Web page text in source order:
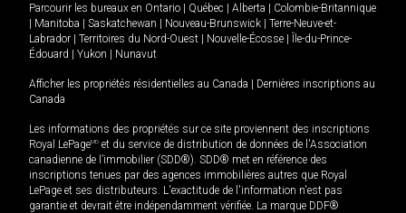
Parcourir les bureaux en Ontario Québec Alberta
Colombie-Britannique
Manitoba Saskatchewan Nouveau-Brunswick
Terre-Neuve-et-
Labrador
Territoires du Nord-Ouest Nouvelle-Écosse
Île-du-Prince-
Édouard
Yukon Nunavut
Afficher les propriétés résidentielles au Canada
Dernières inscriptions au
Canada
Les informations des propriétés sur ce site proviennent des inscriptions
Royal LePageMD et du service de distribution de données de l'Association
canadienne de l’immobilier (SDD®). SDD® met en référence des
inscriptions tenues par des agences immobilières autres que Royal
LePage et ses distributeurs. L'exactitude de l'information n'est pas
garantie et devrait être indépendamment vérifiée. La marque DDF®